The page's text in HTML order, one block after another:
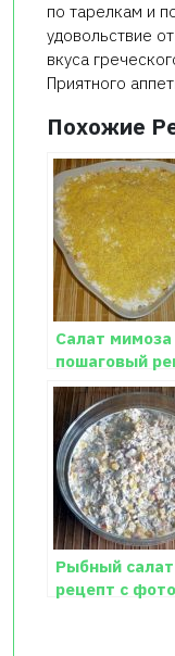
по тарелкам и
удовольствие
вкуса
Приятного
Похожие
Салат мимоза
пошаговый
Рыбный салат
рецепт с фото